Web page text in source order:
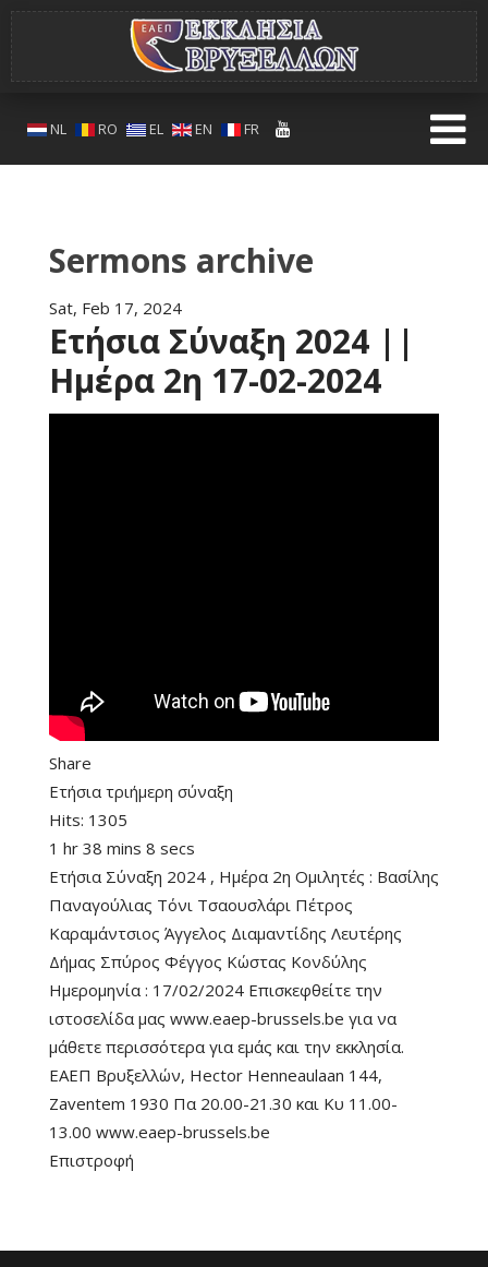
NL RO EL EN FR
Sermons archive
Sat, Feb 17, 2024
Ετήσια Σύναξη 2024 ||
Ημέρα 2η 17-02-2024
Share
Ετήσια τριήμερη σύναξη
Hits: 1305
1 hr 38 mins 8 secs
Ετήσια Σύναξη 2024 , Ημέρα 2η Ομιλητές : Βασίλης
Παναγούλιας Τόνι Τσαουσλάρι Πέτρος
Καραμάντσιος Άγγελος Διαμαντίδης Λευτέρης
Δήμας Σπύρος Φέγγος Κώστας Κονδύλης
Ημερομηνία : 17/02/2024 Επισκεφθείτε την
ιστοσελίδα μας www.eaep-brussels.be για να
μάθετε περισσότερα για εμάς και την εκκλησία.
ΕΑΕΠ Βρυξελλών, Hector Henneaulaan 144,
Zaventem 1930 Πα 20.00-21.30 και Κυ 11.00-
13.00 www.eaep-brussels.be
Επιστροφή